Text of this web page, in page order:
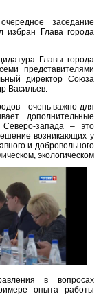
заседание
избран Глава города
Главы города
представителями
директор Союза
Васильев.
- очень важно для
дополнительные
запада – это
возникающих у
и добровольного
экологическом
в вопросах
опыта работы